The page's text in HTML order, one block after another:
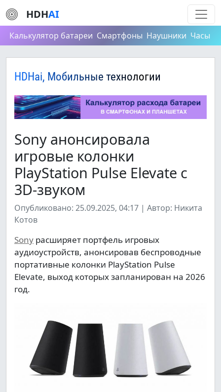
HDHAI
Калькулятор батареи Смартфоны Наушники Часы
HDHai, Мобильные технологии
Sony анонсировала
игровые колонки
PlayStation Pulse Elevate с
3D-звуком
Опубликовано: 25.09.2025, 04:17 | Автор: Никита
Котов
Sony расширяет портфель игровых
аудиоустройств, анонсировав беспроводные
портативные колонки PlayStation Pulse
Elevate, выход которых запланирован на 2026
год.